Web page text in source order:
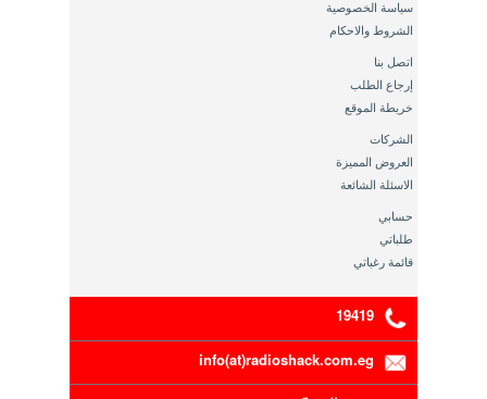
سياسة الخصوصية
الشروط والاحكام
اتصل بنا
إرجاع الطلب
خريطة الموقع
الشركات
العروض المميزة
الاسئلة الشائعة
حسابي
طلباتي
قائمة رغباتي
19419
info(at)radioshack.com.eg